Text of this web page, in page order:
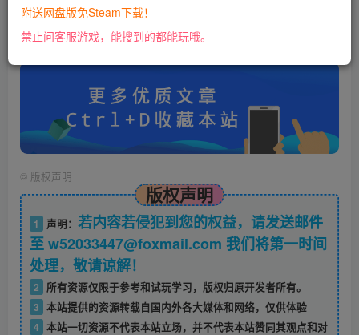
账号密码错误或需要验证码，进售后扣裙1050974489
使用教程：
https://docs.qq.com/doc/DU0VHUUFRS2xDa1Jp
© 版权声明
版权声明
1 声明： 若内容若侵犯到您的权益，请发送邮件
至 w52033447@foxmail.com 我们将第一时间
处理，敬请谅解！
2
所有资源仅限于参考和试玩学习，版权归原开发者所有。
3 本站提供的资源转载自国内外各大媒体和网络，仅供体验
4 本站一切资源不代表本站立场，并不代表本站赞同其观点和对
附送网盘版免Steam下载！
禁止问客服游戏，能搜到的都能玩哦。